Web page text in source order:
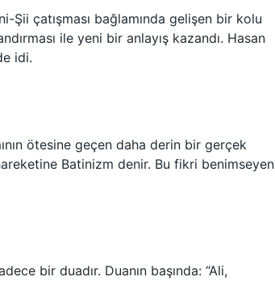
çatışması bağlamında gelişen bir kolu
ile yeni bir anlayış kazandı. Hasan
idi.
ötesine geçen daha derin bir gerçek
Batinizm denir. Bu fikri benimseyen
bir duadır. Duanın başında: “Ali,